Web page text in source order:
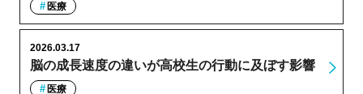
医療
脳の成長速度の違いが高校生の行動に及ぼす影響
2026.03.17
医療